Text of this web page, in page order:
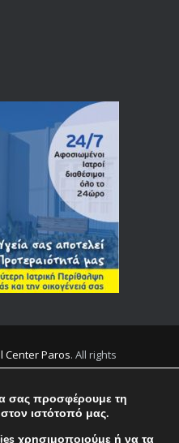
Center Paros. All rights
σας προσφέρουμε τη
ιστότοπό μας.
χρησιμοποιούμε ή να τα